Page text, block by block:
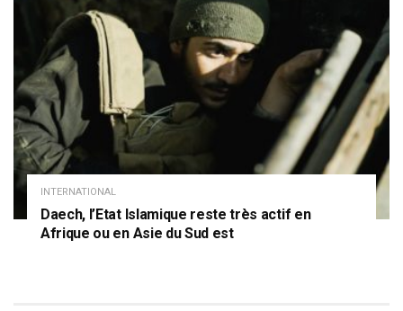
INTERNATIONAL
Daech, l’Etat Islamique reste très actif en
Afrique ou en Asie du Sud est